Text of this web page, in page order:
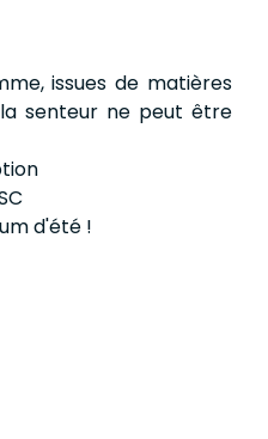
issues de matières
senteur ne peut être
d'été !